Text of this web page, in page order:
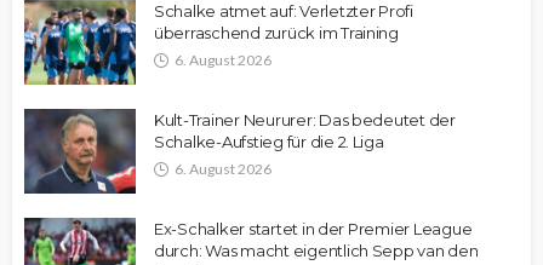
Schalke atmet auf: Verletzter Profi
überraschend zurück im Training
6. August 2026
Kult-Trainer Neururer: Das bedeutet der
Schalke-Aufstieg für die 2. Liga
6. August 2026
Ex-Schalker startet in der Premier League
durch: Was macht eigentlich Sepp van den